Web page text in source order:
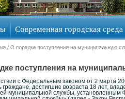
Современная городская среда
/ О порядке поступления на муниципальную
поступления на
с Федеральным законом от 2 марта
граждане, достигшие возраста 18 лет,
муниципальной службы,